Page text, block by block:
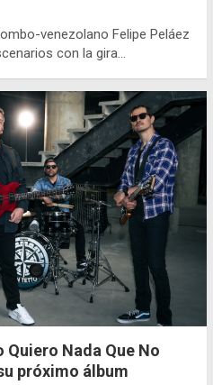
venezolano Felipe Peláez
con la gira…
Quiero Nada Que No
próximo álbum